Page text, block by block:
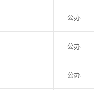
公办
公办
公办